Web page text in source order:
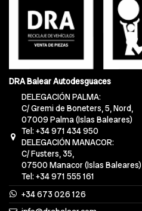
DRA Balear Autodesguaces
DELEGACIÓN PALMA:
C/ Gremi de Boneters, 5, Nord,
07009 Palma (Islas Baleares)
Tel: +34 971 434 950
DELEGACIÓN MANACOR:
C/ Fusters, 35,
07500 Manacor (Islas Baleares)
Tel: +34 971 555 161
+34 673 026 126